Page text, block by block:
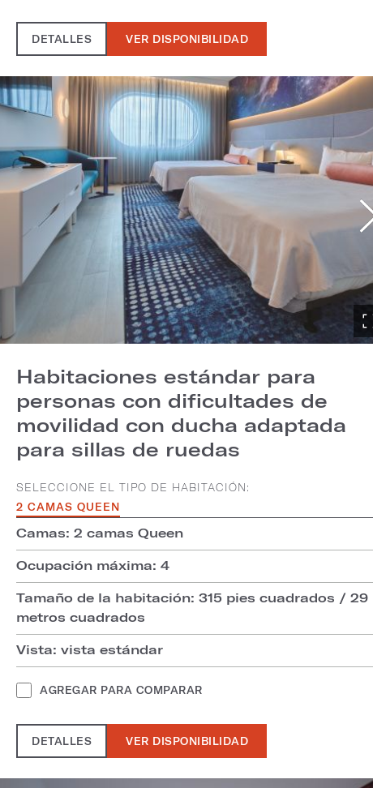
DETALLES VER DISPONIBILIDAD
Habitaciones estándar para
personas con dificultades de
movilidad con ducha adaptada
para sillas de ruedas
SELECCIONE EL TIPO DE HABITACIÓN:
2 CAMAS QUEEN
Camas: 2 camas Queen
Ocupación máxima: 4
Tamaño de la habitación: 315 pies cuadrados / 29
metros cuadrados
Vista: vista estándar
AGREGAR PARA COMPARAR
DETALLES VER DISPONIBILIDAD